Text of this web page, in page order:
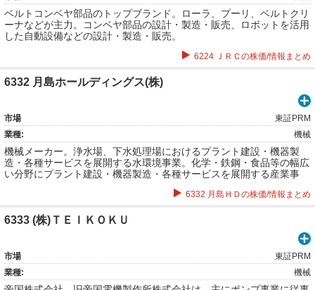
ベルトコンベヤ部品のトップブランド。ローラ、プーリ、ベルトクリ
ーナなどが主力。コンベヤ部品の設計・製造・販売、ロボットを活用
した自動設備などの設計・製造・販売。
6224 ＪＲＣの株価/情報まとめ
6332 月島ホールディングス(株)
市場
東証PRM
業種:
機械
機械メーカー。浄水場、下水処理場におけるプラント建設・機器製
造・各種サービスを展開する水環境事業。化学・鉄鋼・食品等の幅広
い分野にプラント建設・機器製造・各種サービスを展開する産業事
6332 月島ＨＤの株価/情報まとめ
6333 (株)ＴＥＩＫＯＫＵ
市場
東証PRM
業種:
機械